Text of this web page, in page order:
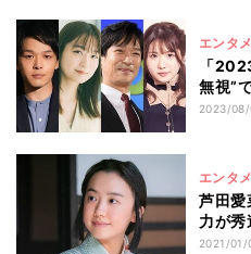
エンタメ
「
無視”
サ』高
2023/
エンタメ
芦田愛
力が秀
期待
2021/01/